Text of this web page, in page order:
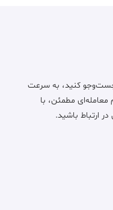
جست‌وجو کنید، به سرعت
معامله‌ای مطمئن، با
ارتباط باشید.